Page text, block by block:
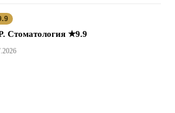
Стоматология ★9.9